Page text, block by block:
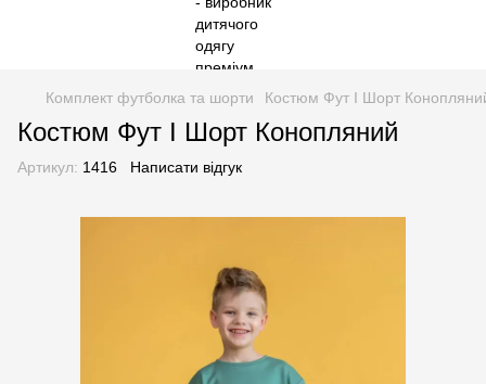
Комплект футболка та шорти Костюм Фут І Шорт
Костюм Фут І Шорт Конопляний
Артикул: 1416 Написати відгук